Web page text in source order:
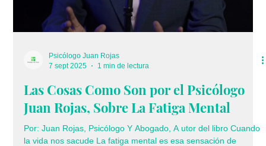
de teléfono o lo que acabas de leer. En cambio, la memoria a
largo plazo es como una gran biblioteca donde se almacenan